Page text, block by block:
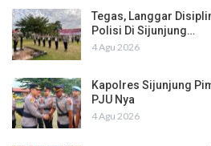
Tegas, Langgar
Polisi Di Sijunjung…
4 Agu 2026
Kapolres Sijunjung
PJU Nya
4 Agu 2026